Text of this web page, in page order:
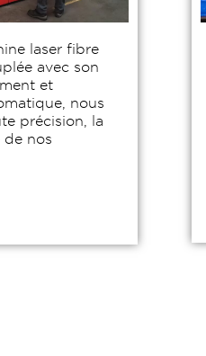
laser fibre
avec son
et
nous
précision, la
de nos